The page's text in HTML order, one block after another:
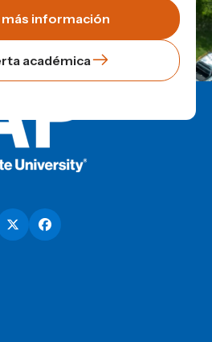
información
académica